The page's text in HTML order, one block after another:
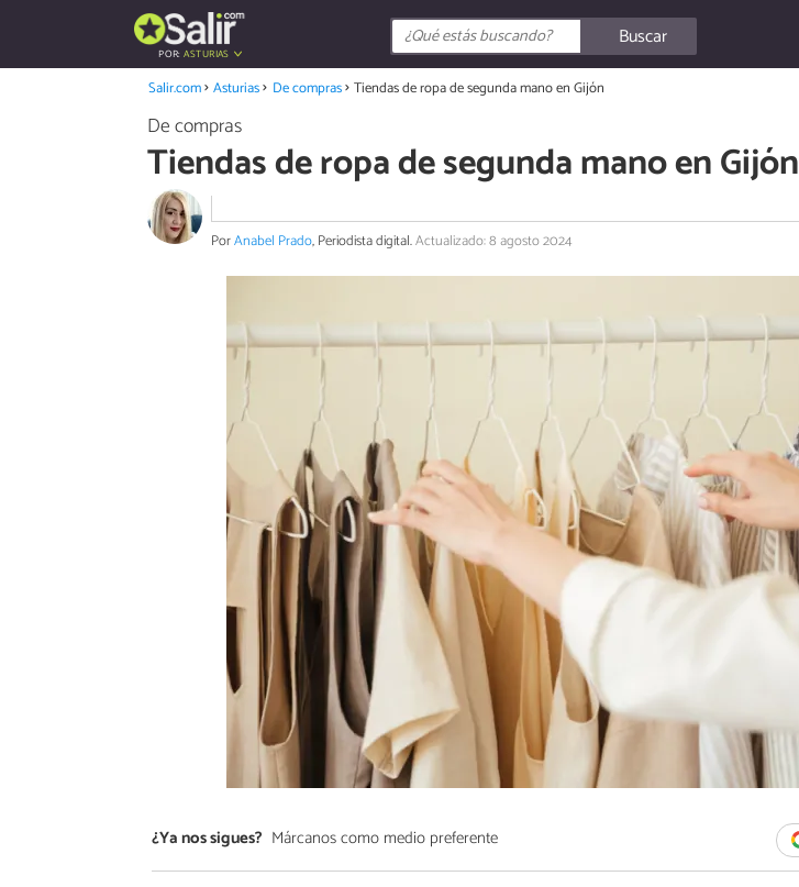
POR:ASTURIAS
Buscar
Salir.com Asturias De compras Tiendas de ropa de segunda mano en Gijón
De compras
Tiendas de ropa de segunda mano en Gijón
PorAnabel Prado, Periodista digital.Actualizado: 8 agosto 2024
¿Ya nos sigues? Márcanos como medio preferente